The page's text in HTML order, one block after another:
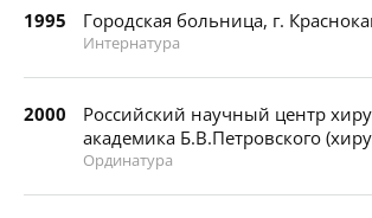
1995 Городская больница, г.
Интернатура
2000
Российский научный центр
академика Б.В.Петровского
Ординатура